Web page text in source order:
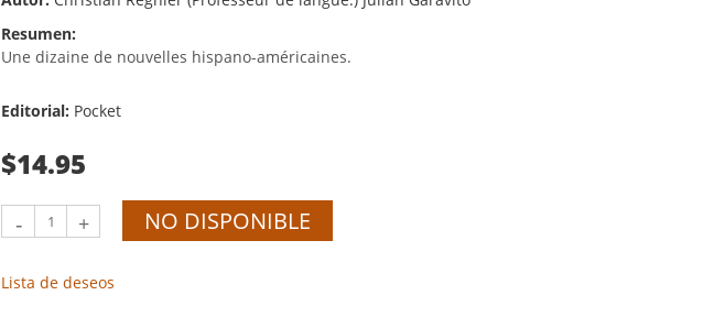
Resumen:
Une dizaine de nouvelles hispano-américaines.
Editorial: Pocket
$14.95
- + NO DISPONIBLE
Lista de deseos